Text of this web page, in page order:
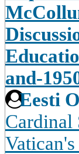
and-
Eesti
Cardinal